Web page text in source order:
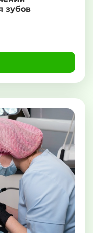
зубов